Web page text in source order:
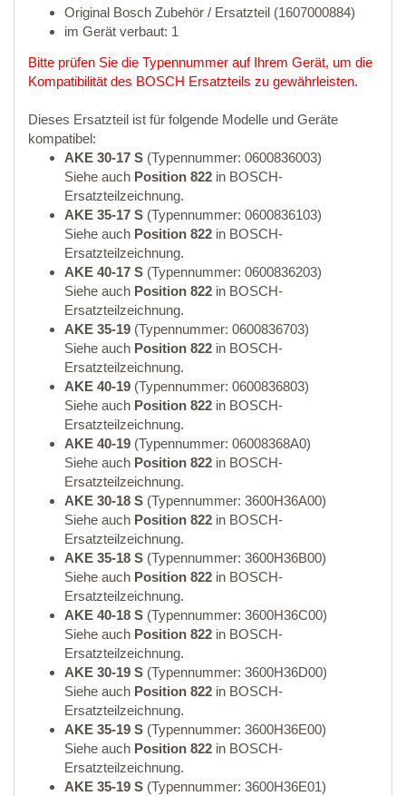
Original Bosch Zubehör / Ersatzteil (1607000884)
im Gerät verbaut: 1
Bitte prüfen Sie die Typennummer auf Ihrem Gerät, um die
Kompatibilität des BOSCH Ersatzteils zu gewährleisten.
Dieses Ersatzteil ist für folgende Modelle und Geräte
kompatibel:
AKE 30-17 S (Typennummer: 0600836003)
Siehe auch Position 822 in BOSCH-
Ersatzteilzeichnung.
AKE 35-17 S (Typennummer: 0600836103)
Siehe auch Position 822 in BOSCH-
Ersatzteilzeichnung.
AKE 40-17 S (Typennummer: 0600836203)
Siehe auch Position 822 in BOSCH-
Ersatzteilzeichnung.
AKE 35-19 (Typennummer: 0600836703)
Siehe auch Position 822 in BOSCH-
Ersatzteilzeichnung.
AKE 40-19 (Typennummer: 0600836803)
Siehe auch Position 822 in BOSCH-
Ersatzteilzeichnung.
AKE 40-19 (Typennummer: 06008368A0)
Siehe auch Position 822 in BOSCH-
Ersatzteilzeichnung.
AKE 30-18 S (Typennummer: 3600H36A00)
Siehe auch Position 822 in BOSCH-
Ersatzteilzeichnung.
AKE 35-18 S (Typennummer: 3600H36B00)
Siehe auch Position 822 in BOSCH-
Ersatzteilzeichnung.
AKE 40-18 S (Typennummer: 3600H36C00)
Siehe auch Position 822 in BOSCH-
Ersatzteilzeichnung.
AKE 30-19 S (Typennummer: 3600H36D00)
Siehe auch Position 822 in BOSCH-
Ersatzteilzeichnung.
AKE 35-19 S (Typennummer: 3600H36E00)
Siehe auch Position 822 in BOSCH-
Ersatzteilzeichnung.
AKE 35-19 S (Typennummer: 3600H36E01)